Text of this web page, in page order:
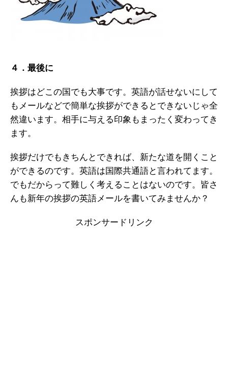
４．最後に
挨拶はどこの国でも大事です。英語が話せないにして
もメールなどで簡単な挨拶ができるとできないじゃ全
然違います。相手に与える印象もまったく変わってき
ます。
挨拶だけでもきちんとできれば、新たな道を開くこと
ができるのです。英語は国際共通語と言われてます。
でもだからって難しく考えることはないのです。皆さ
んも新年の挨拶の英語メールを書いてみませんか？
スポンサードリンク